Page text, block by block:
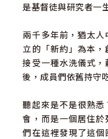
是基督徒與研究者一
兩千多年前，猶太
立的「新約」為本
接受一種水洗儀式
後，成員們依舊持守
聽起來是不是很熟
會，而是一個居住
們在這裡發現了這